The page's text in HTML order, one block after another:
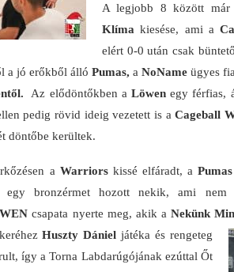
A legjobb 8 között már
Klíma kiesése, ami a
elért 0-0 után csak
a jó erőkből álló Pumas, a NoName ügyes
Az elődöntőkben a Löwen egy férfias,
pedig rövid ideig vezetett is aCageball
döntőbe kerültek.
a Warriorskissé elfáradt, aPumas
egy bronzérmet hozott nekik, ami
csapata nyerte meg, akik a Nekünk
Huszty Dániel játéka és rengeteg
így a Torna Labdarúgójának ezúttal Őt